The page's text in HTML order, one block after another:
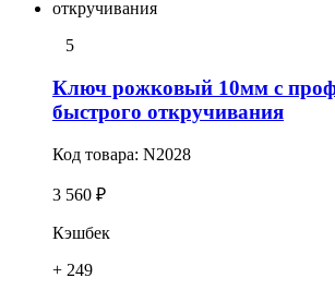
5
Ключ рожковый 10мм с
быстрого откручивания
Код товара: N2028
3 560 ₽
Кэшбек
+ 249